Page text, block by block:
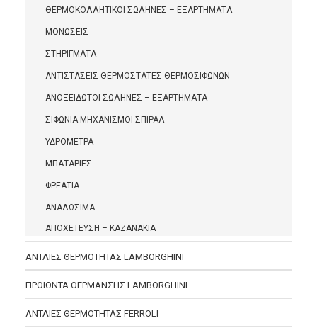
ΘΕΡΜΟΚΟΛΛΗΤΙΚΟΙ ΣΩΛΗΝΕΣ – ΕΞΑΡΤΗΜΑΤΑ
ΜΟΝΩΣΕΙΣ
ΣΤΗΡΙΓΜΑΤΑ
ΑΝΤΙΣΤΑΣΕΙΣ ΘΕΡΜΟΣΤΑΤΕΣ ΘΕΡΜΟΣΙΦΩΝΩΝ
ΑΝΟΞΕΙΔΩΤΟΙ ΣΩΛΗΝΕΣ – ΕΞΑΡΤΗΜΑΤΑ
ΣΙΦΩΝΙΑ ΜΗΧΑΝΙΣΜΟΙ ΣΠΙΡΑΛ
ΥΔΡΟΜΕΤΡΑ
ΜΠΑΤΑΡΙΕΣ
ΦΡΕΑΤΙΑ
ΑΝΑΛΩΣΙΜΑ
ΑΠΟΧΕΤΕΥΣΗ – ΚΑΖΑΝΑΚΙΑ
ΑΝΤΛΙΕΣ ΘΕΡΜΟΤΗΤΑΣ LAMBORGHINI
ΠΡΟΪΟΝΤΑ ΘΕΡΜΑΝΣΗΣ LAMBORGHINI
ΑΝΤΛΙΕΣ ΘΕΡΜΟΤΗΤΑΣ FERROLI